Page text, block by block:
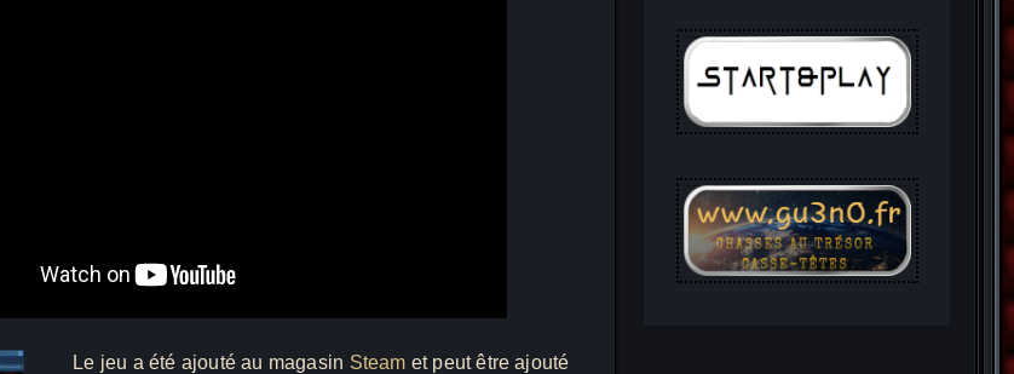
Le jeu a été ajouté au magasin Steam et peut être ajouté